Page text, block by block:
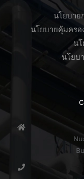
นโยบาย
นโยบายคุ้มคร
นโ
นโยบ